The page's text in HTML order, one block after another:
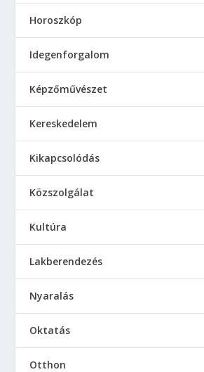
Horoszkóp
Idegenforgalom
Képzőművészet
Kereskedelem
Kikapcsolódás
Közszolgálat
Kultúra
Lakberendezés
Nyaralás
Oktatás
Otthon